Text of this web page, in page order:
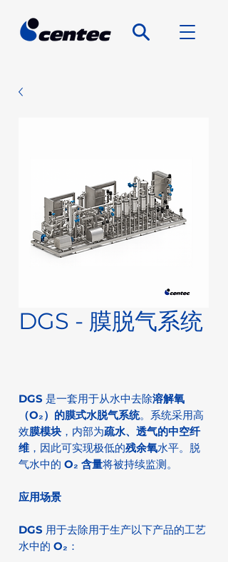
DGS - 膜脱气系统
DGS 是一套用于从水中去除溶解氧
（O₂）的膜式水脱气系统。系统采用高
效膜模块 ，内部为疏水、透气的中空纤
维 ，因此可实现极低的残余氧水平。脱
气水中的 O₂ 含量将被持续监测。
应用场景
DGS 用于去除用于生产以下产品的工艺
水中的 O₂ ：